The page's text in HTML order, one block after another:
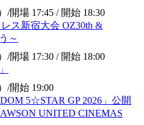
/開場 17:45 / 開始 18:30
ス新宿大会 OZ30th &
～
/開場 17:30 / 開始 18:00
/開始 19:00
5☆STAR GP 2026」公開
UNITED CINEMAS